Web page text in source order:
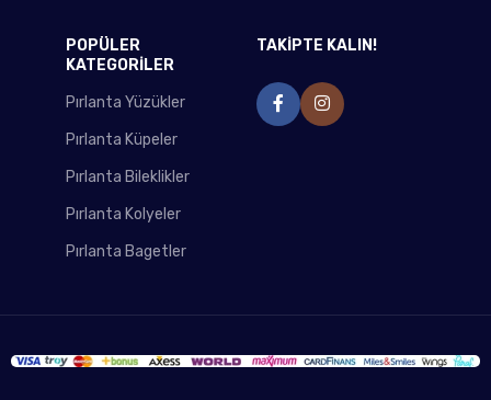
POPÜLER
KATEGORİLER
Pırlanta Yüzükler
Pırlanta Küpeler
Pırlanta Bileklikler
Pırlanta Kolyeler
Pırlanta Bagetler
TAKİPTE KALIN!